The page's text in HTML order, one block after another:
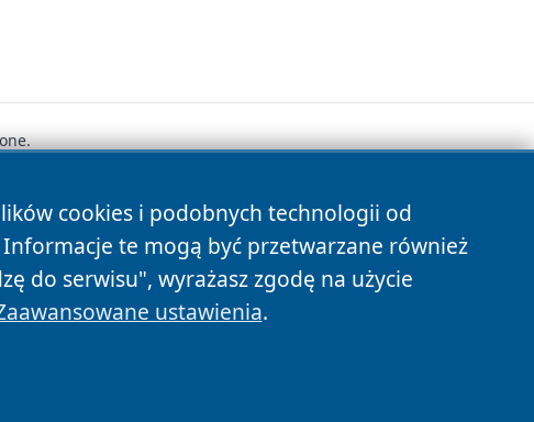
cookies i podobnych technologii od
te mogą być przetwarzane również
do serwisu", wyrażasz zgodę na użycie
ustawienia.